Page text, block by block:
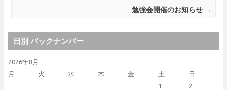
勉強会開催のお知らせ →
日別 バックナンバー
2026年8月
月
火 水 木 金 土 日
1
2